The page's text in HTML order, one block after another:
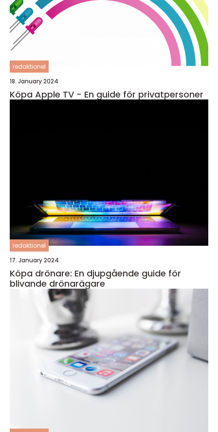
redaktionel
18. January 2024
Köpa Apple TV - En guide för privatpersoner
redaktionel
17. January 2024
Köpa drönare: En djupgående guide för
blivande drönarägare